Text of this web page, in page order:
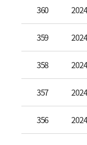
360
359
358
357
356